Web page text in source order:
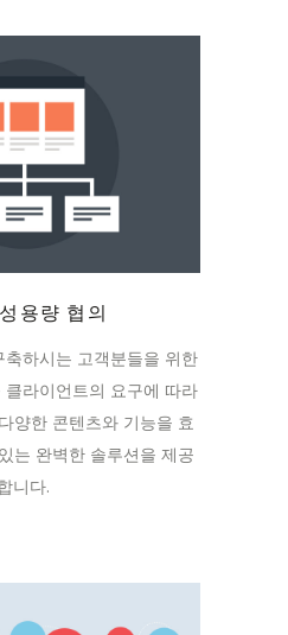
용량 협의
하시는 고객분들을 위한
라이언트의 요구에 따라
양한 콘텐츠와 기능을 효
는 완벽한 솔루션을 제공
니다.